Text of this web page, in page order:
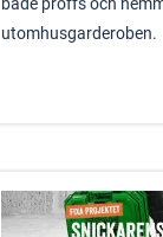
utomhusgarderoben.